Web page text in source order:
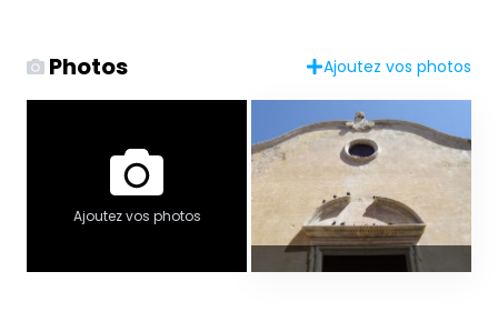
Photos Ajoutez vos photos
Ajoutez vos photos